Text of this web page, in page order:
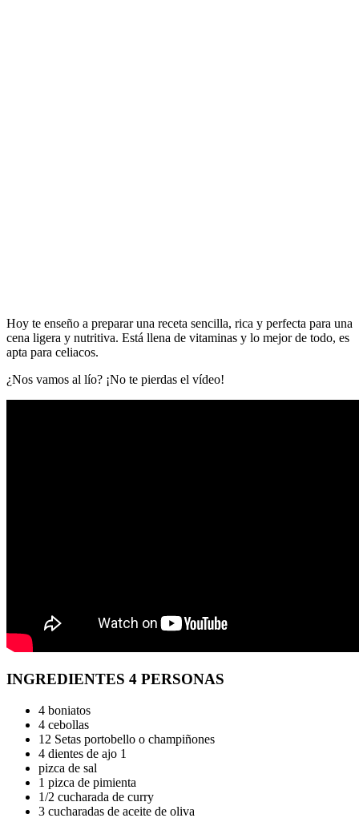
Hoy te enseño a preparar una receta sencilla, rica y perfecta para una
cena ligera y nutritiva. Está llena de vitaminas y lo mejor de todo, es
apta para celiacos.
¿Nos vamos al lío? ¡No te pierdas el vídeo!
INGREDIENTES 4 PERSONAS
4 boniatos
4 cebollas
12 Setas portobello o champiñones
4 dientes de ajo 1
pizca de sal
1 pizca de pimienta
1/2 cucharada de curry
3 cucharadas de aceite de oliva